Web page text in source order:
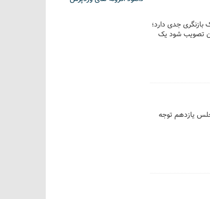
جدی دارد؛
تصویب شود یک
یازدهم توجه